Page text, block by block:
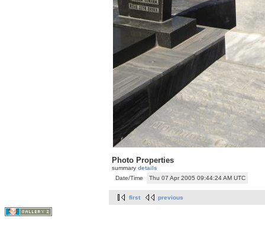
Photo Properties
summary details
Date/Time
Thu 07 Apr 2005 09:44:24 AM UTC
first previous